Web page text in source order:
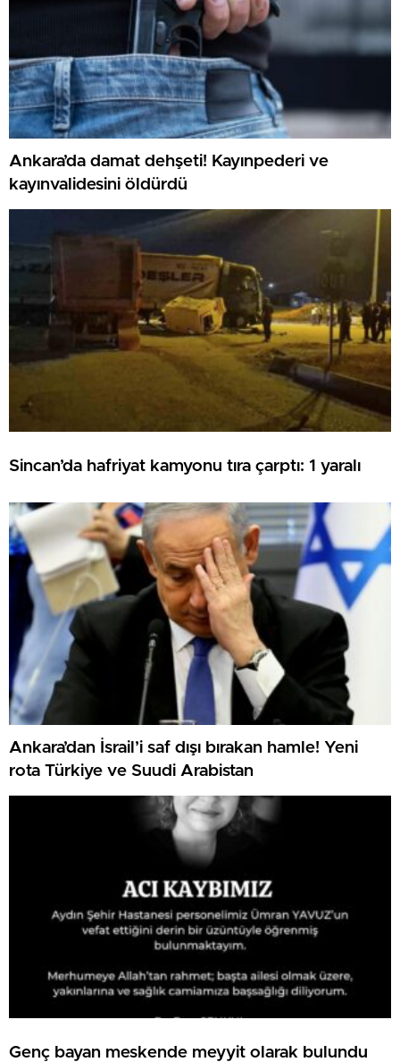
Ankara’da damat dehşeti! Kayınpederi ve
kayınvalidesini öldürdü
Sincan’da hafriyat kamyonu tıra çarptı: 1 yaralı
Ankara’dan İsrail’i saf dışı bırakan hamle! Yeni
rota Türkiye ve Suudi Arabistan
Genç bayan meskende meyyit olarak bulundu